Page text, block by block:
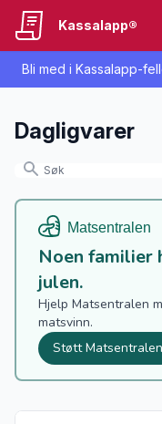
Bli med i Kassalapp-
Kassalapp®
Dagligvarer
Noen familier
julen.
Hjelp Matsentralen
matsvinn.
Støtt Matsentralen